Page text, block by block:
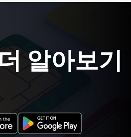
알아보기